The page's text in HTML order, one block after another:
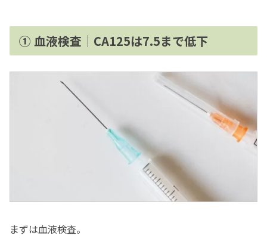
① 血液検査｜CA125は7.5まで低下
まずは血液検査。